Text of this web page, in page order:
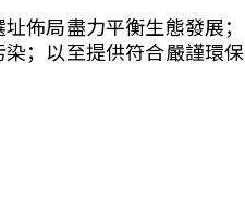
佈局盡力平衡生態發展；
；以至提供符合嚴謹環保